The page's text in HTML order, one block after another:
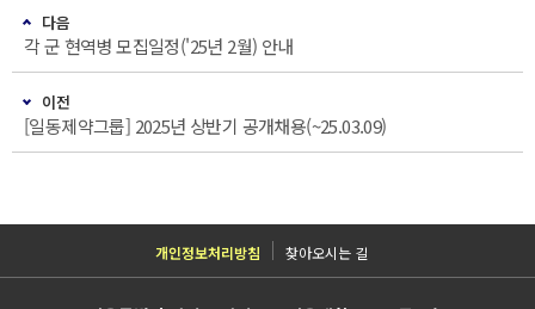
다음
각 군 현역병 모집일정('25년 2월) 안내
이전
[일동제약그룹] 2025년 상반기 공개채용(~25.03.09)
개인정보처리방침 찾아오시는 길